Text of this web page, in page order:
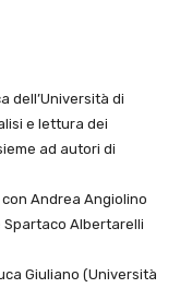
dell’Università di
e lettura dei
ad autori di
Andrea Angiolino
Spartaco Albertarelli
Giuliano (Università